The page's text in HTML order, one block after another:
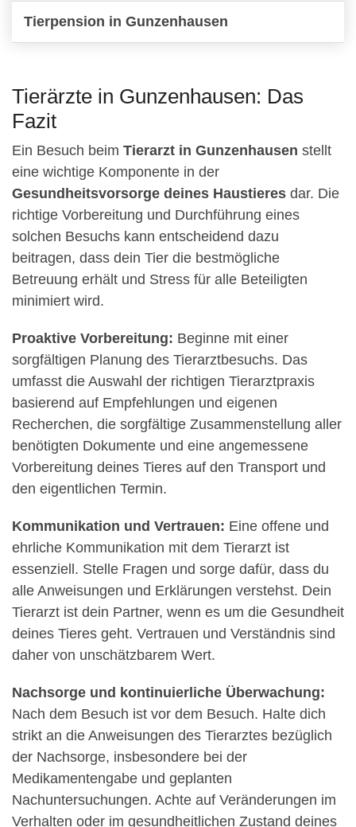
Tierpension in Gunzenhausen
Tierärzte in Gunzenhausen: Das
Fazit
Ein Besuch beim Tierarzt in Gunzenhausen stellt
eine wichtige Komponente in der
Gesundheitsvorsorge deines Haustieres dar. Die
richtige Vorbereitung und Durchführung eines
solchen Besuchs kann entscheidend dazu
beitragen, dass dein Tier die bestmögliche
Betreuung erhält und Stress für alle Beteiligten
minimiert wird.
Proaktive Vorbereitung: Beginne mit einer
sorgfältigen Planung des Tierarztbesuchs. Das
umfasst die Auswahl der richtigen Tierarztpraxis
basierend auf Empfehlungen und eigenen
Recherchen, die sorgfältige Zusammenstellung aller
benötigten Dokumente und eine angemessene
Vorbereitung deines Tieres auf den Transport und
den eigentlichen Termin.
Kommunikation und Vertrauen: Eine offene und
ehrliche Kommunikation mit dem Tierarzt ist
essenziell. Stelle Fragen und sorge dafür, dass du
alle Anweisungen und Erklärungen verstehst. Dein
Tierarzt ist dein Partner, wenn es um die Gesundheit
deines Tieres geht. Vertrauen und Verständnis sind
daher von unschätzbarem Wert.
Nachsorge und kontinuierliche Überwachung:
Nach dem Besuch ist vor dem Besuch. Halte dich
strikt an die Anweisungen des Tierarztes bezüglich
der Nachsorge, insbesondere bei der
Medikamentengabe und geplanten
Nachuntersuchungen. Achte auf Veränderungen im
Verhalten oder im gesundheitlichen Zustand deines